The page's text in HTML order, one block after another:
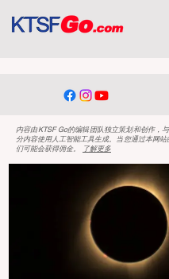
内容由KTSF Go的编辑团队独立策划和创作，
分内容使用人工智能工具生成。当您通过本网
们可能会获得佣金。
了解更多